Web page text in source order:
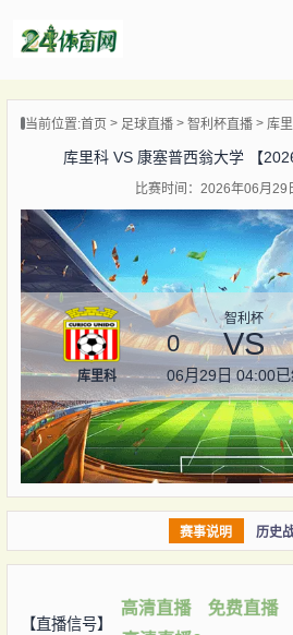
播
播
播
当前位置:首页 足球直播 智利杯直播
库里科 VS 康塞普西翁大学 【
比赛时间：2026年06月29
库里科
智利杯
0 VS
06月29日 04:00
赛事说明 历史
【直播信号】
高清直播 免费直播